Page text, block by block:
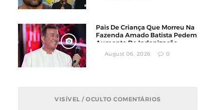
Pais De Criança Que Morreu Na
Fazenda Amado Batista Pedem
Aumento De Indenização
August 06, 2026 0
VISÍVEL / OCULTO COMENTÁRIOS